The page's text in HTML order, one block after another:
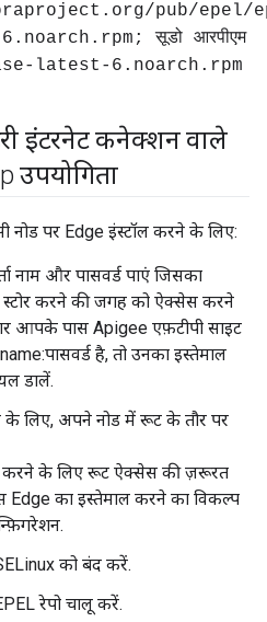
pub/epel/
सूडो आरपीएम
latest-6.noarch.rpm
इंटरनेट कनेक्शन वाले
उपयोगिता
नोड पर Edge इंस्टॉल करने के लिए:
नाम और पासवर्ड पाएं जिसका
स्टोर करने की जगह को ऐक्सेस करने
आपके पास Apigee एफ़टीपी साइट
है, तो उनका इस्तेमाल
डालें.
के लिए, अपने नोड में रूट के तौर पर
करने के लिए रूट ऐक्सेस की ज़रूरत
Edge का इस्तेमाल करने का विकल्प
को बंद करें.
रेपो चालू करें.